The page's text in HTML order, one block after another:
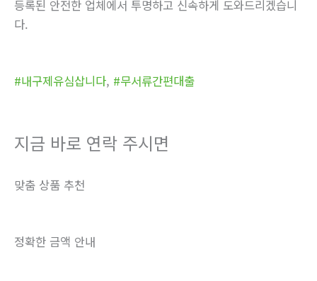
등록된 안전한 업체에서 투명하고 신속하게 도와드리겠습니
다.
#내구제유심삽니다, #무서류간편대출
지금 바로 연락 주시면
맞춤 상품 추천
정확한 금액 안내